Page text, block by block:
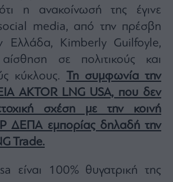
η ανακοίνωσή της έγινε
media, από την πρέσβη
Kimberly Guilfoyle,
σε πολιτικούς και
κύκλους. Τη συμφωνία την
AKTOR LNG USA, που δεν
σχέση με την κοινή
ΔΕΠΑ εμπορίας δηλαδή την
Trade.
είναι 100% θυγατρική της